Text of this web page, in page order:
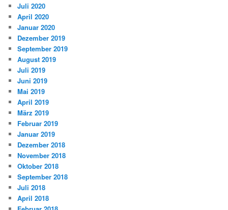
Juli 2020
April 2020
Januar 2020
Dezember 2019
September 2019
August 2019
Juli 2019
Juni 2019
Mai 2019
April 2019
März 2019
Februar 2019
Januar 2019
Dezember 2018
November 2018
Oktober 2018
September 2018
Juli 2018
April 2018